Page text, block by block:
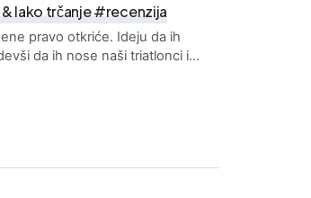
lako trčanje #recenzija
pravo otkriće. Ideju da ih
da ih nose naši triatlonci i…